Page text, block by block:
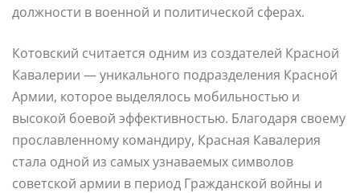
должности в военной и политической сферах.
Котовский считается одним из создателей Красной
Кавалерии — уникального подразделения Красной
Армии, которое выделялось мобильностью и
высокой боевой эффективностью. Благодаря своему
прославленному командиру, Красная Кавалерия
стала одной из самых узнаваемых символов
советской армии в период Гражданской войны и